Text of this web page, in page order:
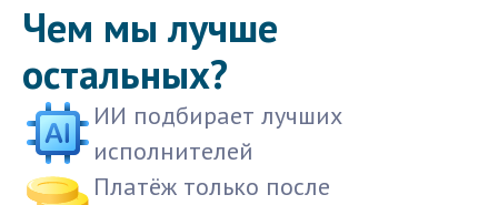
Чем мы лучше
остальных?
ИИ подбирает лучших
исполнителей
Платёж только после